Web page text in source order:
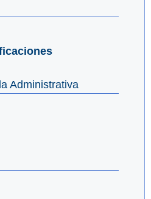
Administrativa